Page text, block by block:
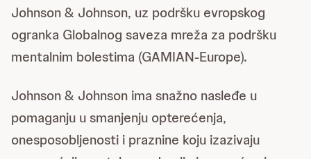
Johnson & Johnson, uz podršku evropskog
ogranka Globalnog saveza mreža za podršku
mentalnim bolestima (GAMIAN-Europe).
Johnson & Johnson ima snažno nasleđe u
pomaganju u smanjenju opterećenja,
onesposobljenosti i praznine koju izazivaju